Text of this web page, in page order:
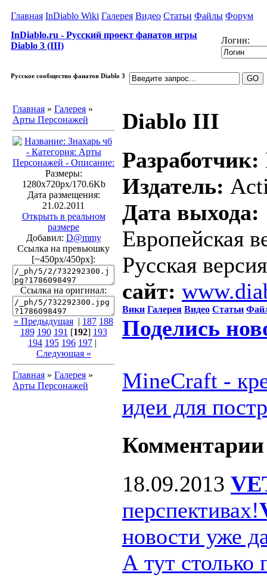
Главная InDiablo Wiki Галерея Видео Статьи Файлы Форум
InDiablo.ru - Русский проект фанатов игры
Diablo 3 (III)
Логин:
Русское сообщество фанатов Diablo 3
Главная » Галерея »
Арты Персонажей
Размеры:
1280x720px/170.6Kb
Дата размещения:
21.02.2011
Открыть в реальном
размере
Добавил: D@mmy
Ссылка на превьюшку
[~450px/450px]:
Ссылка на оригинал:
« Предыдущая | 187 188
189 190 191 [192] 193
194 195 196 197 |
Следующая »
Главная » Галерея »
Арты Персонажей
Diablo III
Разработчик:
Издатель:
Дата выхода:
Европейская
Русская
сайт:
Вики Галерея Видео Статьи
Поделись
MineCraft -
идеи для
Комментарии
18.09.2013
перспективах!
новости уже
А тут